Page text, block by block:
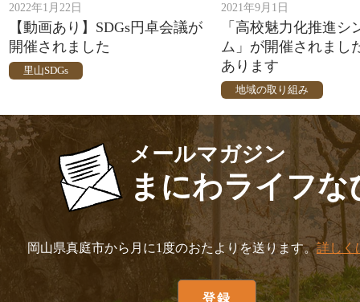
2022年1月22日
【動画あり】SDGs円卓会議が
開催されました
里山SDGs
2021年9月1日
「高校魅力化推進シ
ム」が開催されまし
あります
地域の取り組み
メールマガジン
まにわライフな
岡山県真庭市から月に1度のおたよりを送ります。詳しく